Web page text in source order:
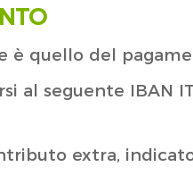
è quello del
al seguente IBAN
extra,